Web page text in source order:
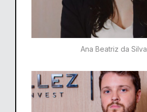
Ana Beatriz da Silva